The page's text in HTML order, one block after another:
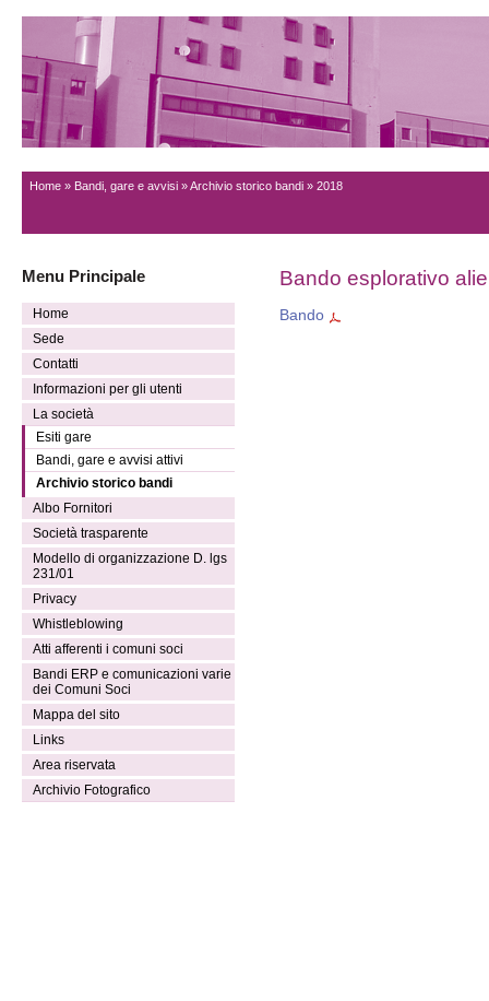
Home » Bandi, gare e avvisi »Archivio storico bandi » 2018
Menu Principale
Home
Sede
Contatti
Informazioni per gli utenti
La società
Esiti gare
Bandi, gare e avvisi attivi
Archivio storico bandi
Albo Fornitori
Società trasparente
Modello di organizzazione D. lgs
231/01
Privacy
Whistleblowing
Atti afferenti i comuni soci
Bandi ERP e comunicazioni varie
dei Comuni Soci
Mappa del sito
Links
Area riservata
Archivio Fotografico
Bando esplorativo
Bando